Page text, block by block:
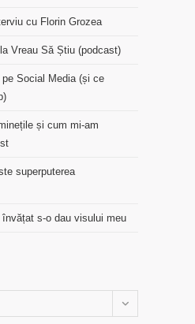
cu Florin Grozea
Vreau Să Știu (podcast)
Social Media (și ce
și cum mi-am
superputerea
învățat s-o dau visului meu